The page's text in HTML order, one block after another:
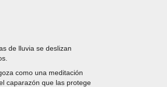
de lluvia se deslizan
como una meditación
caparazón que las protege